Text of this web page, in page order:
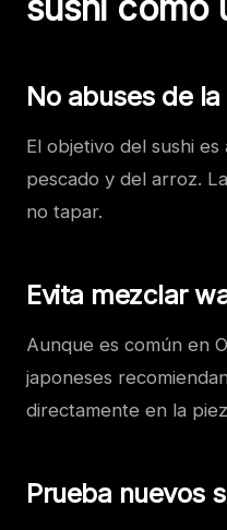
No abuses de la
El objetivo del sushi
pescado y del arroz.
no tapar.
Evita mezclar
Aunque es común en
japoneses
directamente en la
Prueba nuevos